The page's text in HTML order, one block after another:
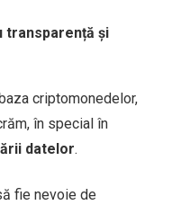
transparență și
criptomonedelor,
în special în
datelor.
fie nevoie de